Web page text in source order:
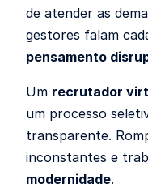
de atender as
gestores falam
pensamento
Um recrutador
um processo
transparente.
inconstantes e
modernidade.